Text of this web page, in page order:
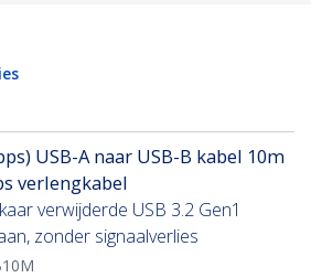
USB-A naar USB-B kabel 10m
verlengkabel
verwijderde USB 3.2 Gen1
zonder signaalverlies